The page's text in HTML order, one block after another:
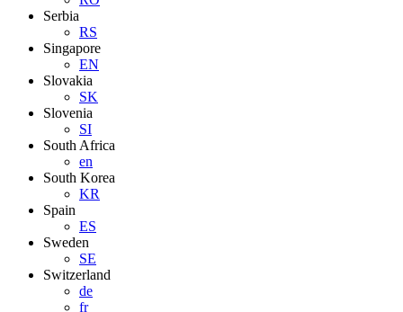
Serbia
RS
Singapore
EN
Slovakia
SK
Slovenia
SI
South Africa
en
South Korea
KR
Spain
ES
Sweden
SE
Switzerland
de
fr